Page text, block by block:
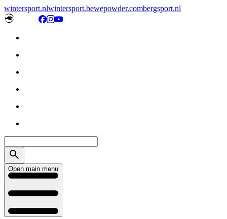
wintersport.nlwintersport.bewepowder.combergsport.nl
Open main menu